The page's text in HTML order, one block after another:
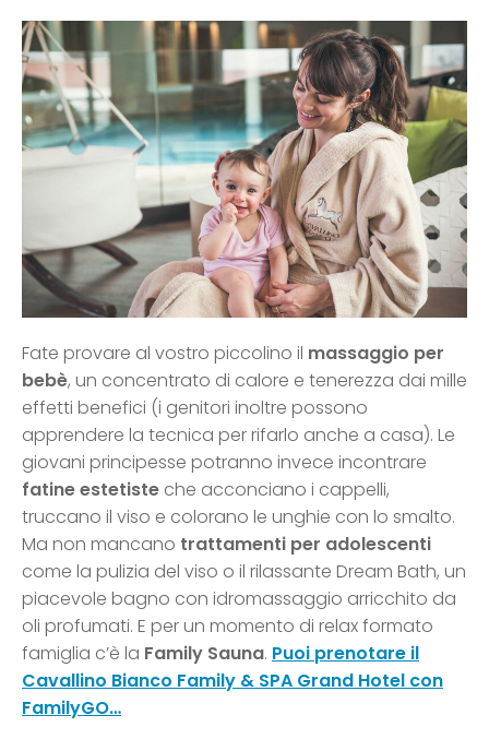
Fate provare al vostro piccolino il massaggio per
bebè, un concentrato di calore e tenerezza dai mille
effetti benefici (i genitori inoltre possono
apprendere la tecnica per rifarlo anche a casa). Le
giovani principesse potranno invece incontrare
fatine estetiste che acconciano i cappelli,
truccano il viso e colorano le unghie con lo smalto.
Ma non mancano trattamenti per adolescenti
come la pulizia del viso o il rilassante Dream Bath, un
piacevole bagno con idromassaggio arricchito da
oli profumati. E per un momento di relax formato
famiglia c’è la Family Sauna. Puoi prenotare il
Cavallino Bianco Family & SPA Grand Hotel con
FamilyGO…